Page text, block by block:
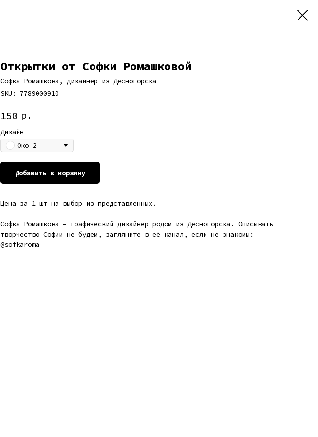
Открытки от Софки Ромашковой
Софка Ромашкова, дизайнер из Десногорска
SKU: 7789000910
150 р.
Дизайн
Око 2
Добавить в корзину
Цена за 1 шт на выбор из представленных.
Софка Ромашкова – графический дизайнер родом из Десногорска. Описывать
творчество Софии не будем, загляните в её канал, если не знакомы:
@sofkaroma